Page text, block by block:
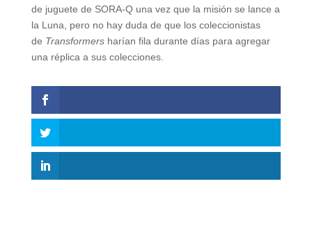
de juguete de SORA-Q una vez que la misión se lance a
la Luna, pero no hay duda de que los coleccionistas
de Transformersharían fila durante días para agregar
una réplica a sus colecciones.